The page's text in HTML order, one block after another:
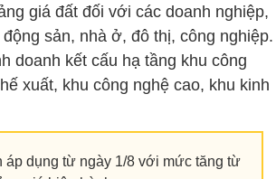
giá đất đối với các doanh nghiệp,
sản, nhà ở, đô thị, công nghiệp.
doanh kết cấu hạ tầng khu công
xuất, khu công nghệ cao, khu kinh
áp dụng từ ngày 1/8 với mức tăng từ